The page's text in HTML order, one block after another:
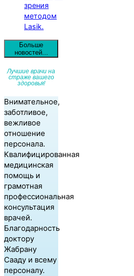
зрения
методом
Lasik.
Больше
новостей...
Лучшие врачи на
страже вашего
здоровья!
Внимательное,
заботливое,
вежливое
отношение
персонала.
Квалифицированная
медицинская
помощь и
грамотная
профессиональная
консультация
врачей.
Благодарность
доктору
Жабрану
Сааду и всему
персоналу.